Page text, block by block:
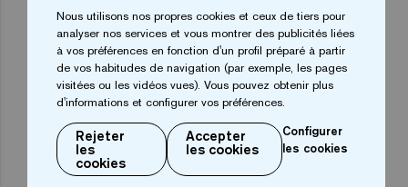
arrow_drop_down
Ville*
Code postal*
Nous utilisons nos propres cookies et ceux de tiers pour
analyser nos services et vous montrer des publicités liées
à vos préférences en fonction d'un profil préparé à partir
de vos habitudes de navigation (par exemple, les pages
visitées ou les vidéos vues). Vous pouvez obtenir plus
d'informations et configurer vos préférences.
Rejeter
les
cookies
Accepter
les cookies
Configurer
les cookies